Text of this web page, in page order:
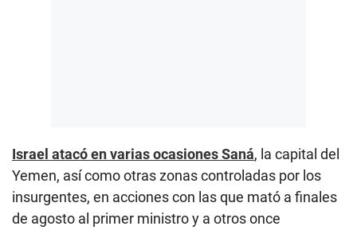
Israel atacó en varias ocasiones Saná, la capital del
Yemen, así como otras zonas controladas por los
insurgentes, en acciones con las que mató a finales
de agosto al primer ministro y a otros once